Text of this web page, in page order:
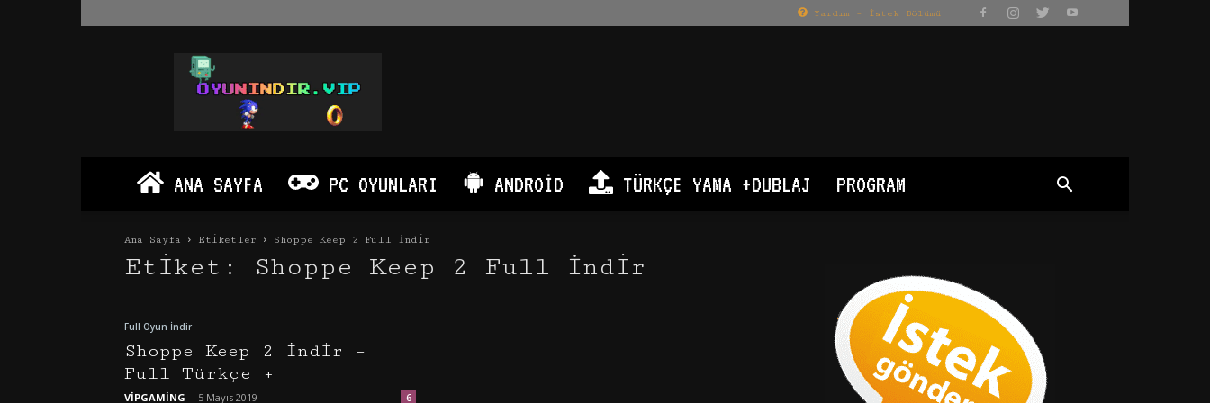
Yardım – İstek Bölümü
Oyun
İndir
PC
Android
Apk
ANA SAYFA PC OYUNLARI ANDROID TÜRKÇE YAMA +DUBLAJ PROGRAM
Ana Sayfa Etiketler Shoppe Keep 2 Full İndir
Etiket: Shoppe Keep 2 Full İndir
Full Oyun İndir
Shoppe Keep 2 İndir –
Full Türkçe +
VİPGAMİNG - 5 Mayıs 2019 6